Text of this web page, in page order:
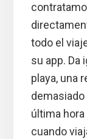
todo el
su app. Da
playa, una
última
cuando